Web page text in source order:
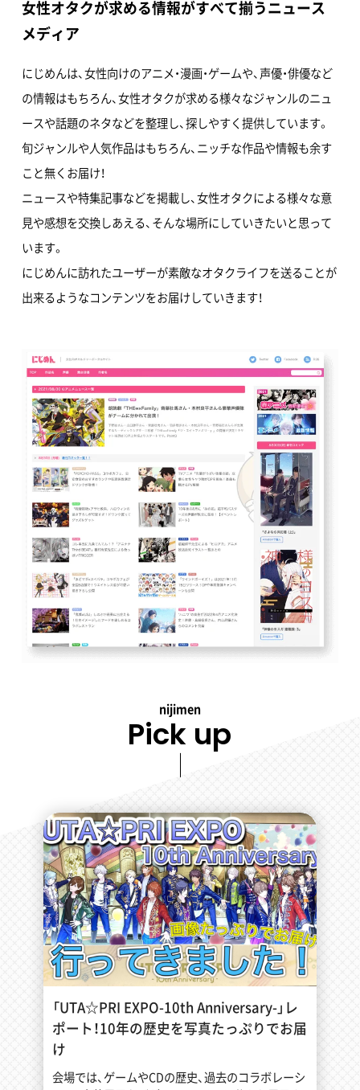
女性オタクが求める情報がすべて揃うニュース
メディア
にじめんは、女性向けのアニメ・漫画・ゲームや、声優・俳優など
の情報はもちろん、女性オタクが求める様々なジャンルのニュ
ースや話題のネタなどを整理し、探しやすく提供しています。
旬ジャンルや人気作品はもちろん、ニッチな作品や情報も余す
こと無くお届け！
ニュースや特集記事などを掲載し、女性オタクによる様々な意
見や感想を交換しあえる、そんな場所にしていきたいと思って
います。
にじめんに訪れたユーザーが素敵なオタクライフを送ることが
出来るようなコンテンツをお届けしていきます！
nijimen
Pick up
「UTA☆PRI EXPO-10th Anniversary-」レ
ポート！10年の歴史を写真たっぷりでお届
け
会場では、ゲームやCDの歴史、過去のコラボレーシ